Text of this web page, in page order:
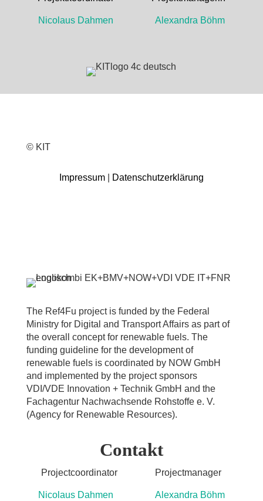
Nicolaus Dahmen Alexandra Böhm
© KIT
Impressum| Datenschutzerklärung
The Ref4Fu project is funded by the Federal
Ministry for Digital and Transport Affairs as part of
the overall concept for renewable fuels. The
funding guideline for the development of
renewable fuels is coordinated by NOW GmbH
and implemented by the project sponsors
VDI/VDE Innovation + Technik GmbH and the
Fachagentur Nachwachsende Rohstoffe e. V.
(Agency for Renewable Resources).
Contakt
Projectcoordinator Projectmanager
Nicolaus Dahmen Alexandra Böhm